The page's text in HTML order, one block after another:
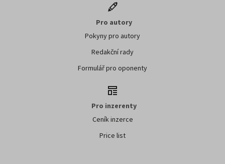
Pro autory
Pokyny pro autory
Redakční rady
Formulář pro oponenty
Pro inzerenty
Ceník inzerce
Price list